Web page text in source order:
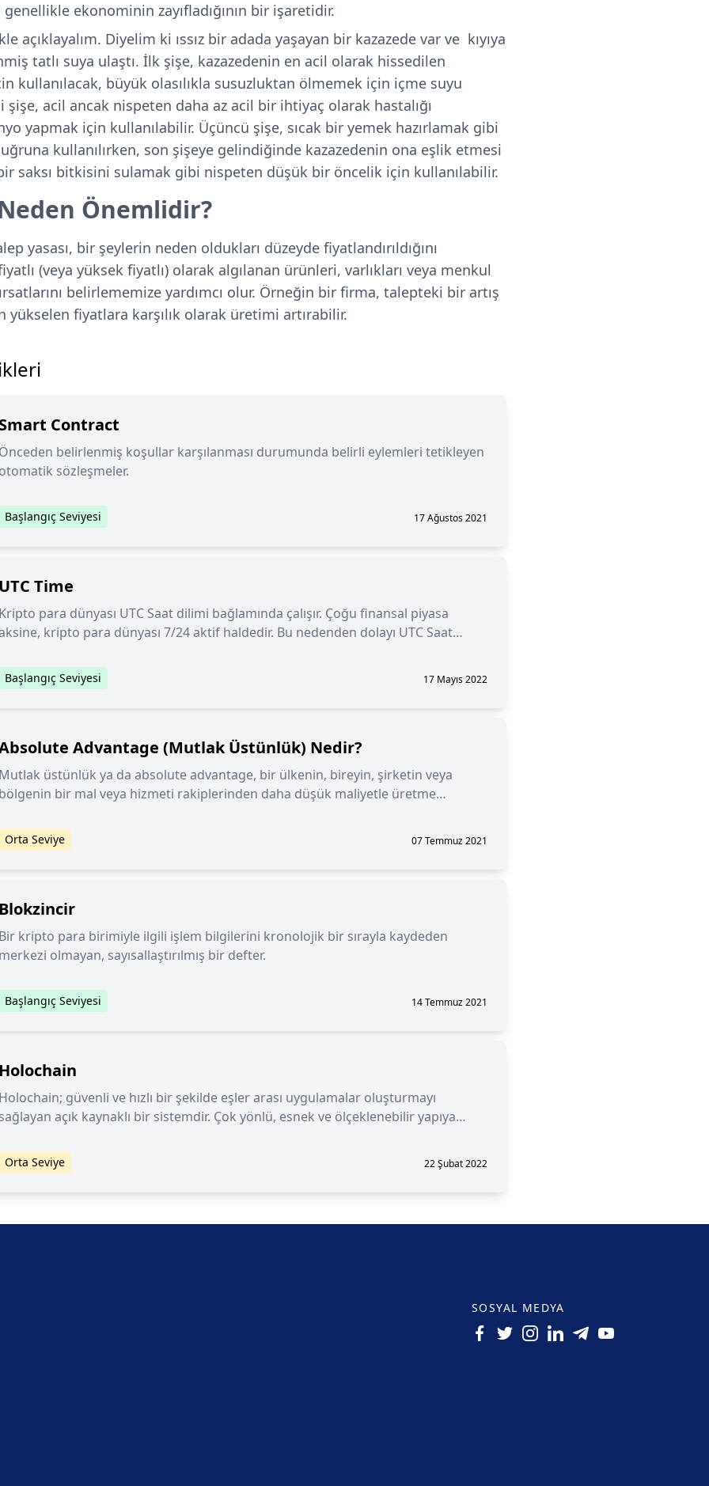
ekonominin zayıfladığının bir işaretidir.
açıklayalım. Diyelim ki ıssız bir adada yaşayan bir kazazede var ve kıyıya
tatlı suya ulaştı. İlk şişe, kazazedenin en acil olarak hissedilen
kullanılacak, büyük olasılıkla susuzluktan ölmemek için içme suyu
acil ancak nispeten daha az acil bir ihtiyaç olarak hastalığı
yapmak için kullanılabilir. Üçüncü şişe, sıcak bir yemek hazırlamak gibi
kullanılırken, son şişeye gelindiğinde kazazedenin ona eşlik etmesi
saksı bitkisini sulamak gibi nispeten düşük bir öncelik için kullanılabilir.
Önemlidir?
yasası, bir şeylerin neden oldukları düzeyde fiyatlandırıldığını
(veya yüksek fiyatlı) olarak algılanan ürünleri, varlıkları veya menkul
belirlememize yardımcı olur. Örneğin bir firma, talepteki bir artış
yükselen fiyatlara karşılık olarak üretimi artırabilir.
Contract
belirlenmiş koşullar karşılanması durumunda belirli eylemleri tetikleyen
sözleşmeler.
Başlangıç Seviyesi 17 Ağustos 2021
Time
para dünyası UTC Saat dilimi bağlamında çalışır. Çoğu finansal piyasa
kripto para dünyası 7/24 aktif haldedir. Bu nedenden dolayı UTC Saat
Başlangıç Seviyesi 17 Mayıs 2022
Advantage (Mutlak Üstünlük) Nedir?
üstünlük ya da absolute advantage, bir ülkenin, bireyin, şirketin veya
bir mal veya hizmeti rakiplerinden daha düşük maliyetle üretme
Orta Seviye 07 Temmuz 2021
kripto para birimiyle ilgili işlem bilgilerini kronolojik bir sırayla kaydeden
olmayan, sayısallaştırılmış bir defter.
Başlangıç Seviyesi 14 Temmuz 2021
güvenli ve hızlı bir şekilde eşler arası uygulamalar oluşturmayı
açık kaynaklı bir sistemdir. Çok yönlü, esnek ve ölçeklenebilir yapıya
Orta Seviye 22 Şubat 2022
SOSYAL MEDYA